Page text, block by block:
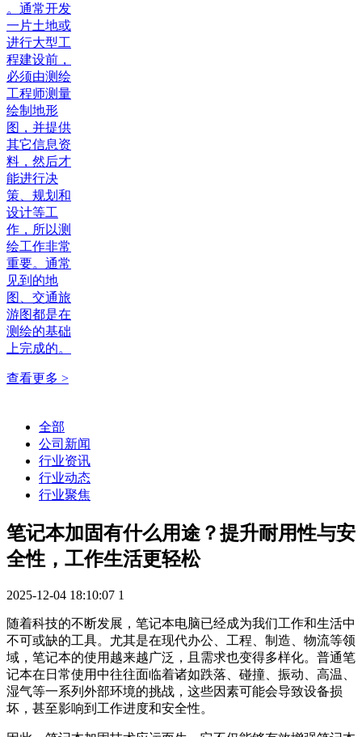
。通常开发
一片土地或
进行大型工
程建设前，
必须由测绘
工程师测量
绘制地形
图，并提供
其它信息资
料，然后才
能进行决
策、规划和
设计等工
作，所以测
绘工作非常
重要。通常
见到的地
图、交通旅
游图都是在
测绘的基础
上完成的。
查看更多 >
全部
公司新闻
行业资讯
行业动态
行业聚焦
笔记本加固有什么用途？提升耐用性与安
全性，工作生活更轻松
2025-12-04 18:10:07 1
随着科技的不断发展，笔记本电脑已经成为我们工作和生活中
不可或缺的工具。尤其是在现代办公、工程、制造、物流等领
域，笔记本的使用越来越广泛，且需求也变得多样化。普通笔
记本在日常使用中往往面临着诸如跌落、碰撞、振动、高温、
湿气等一系列外部环境的挑战，这些因素可能会导致设备损
坏，甚至影响到工作进度和安全性。